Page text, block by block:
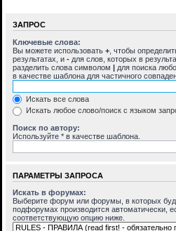
ЗАПРОС
Ключевые слова:
Вы можете использовать + , чтобы
результатах, и - для слов, которых в
разделить слова символом | для поиска
в качестве шаблона для частичного
Искать все слова
Искать любое слово/поиск с языком
Поиск по автору:
Используйте * в качестве шаблона.
ПАРАМЕТРЫ ЗАПРОСА
Искать в форумах:
Выберите форум или форумы, в которых
подфорумах производится автоматически,
соответствующую опцию ниже.